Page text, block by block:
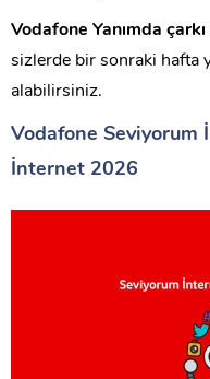
Vodafone Yanımda
sizlerde bir sonraki hafta
alabilirsiniz.
Vodafone Seviyorum
İnternet 2026